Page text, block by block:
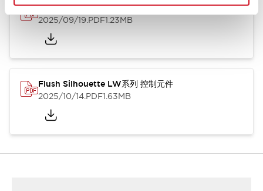
Flush Silhouette LW系列 控制元件 (英文版)
2025/09/19.PDF1.23MB
Flush Silhouette LW系列 控制元件
2025/10/14.PDF1.63MB